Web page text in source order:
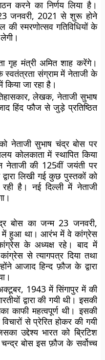
करने का निर्णय लिया है।
जनवरी, 2021 से शुरू होने
की स्मरणोत्सव गतिविधियों के
गृह मंत्री अमित शाह करेंगे।
संग्राम में नेताजी के
जा रहा है।
लेखक, नेताजी सुभाष
हिंद फौज से जुड़े प्रतिष्ठित
नेताजी सुभाष चंद्र बोस पर
कोलकाता में स्थापित किया
नेताजी की 125वीं जयंती पर
लिखी गई कुछ पुस्तकों को
है। नई दिल्ली में नेताजी
बोस का जन्म 23 जनवरी,
में हुआ था। आरंभ में वे कांग्रेस
के अध्यक्ष रहे। बाद में
से त्यागपत्र दिया तथा
आजाद हिन्द फ़ौज के द्वारा
1943 में सिंगापुर में की
द्वारा की गयी थी। इसकी
काफी महत्वपूर्ण थी। इसकी
से प्रेरित होकर की गयी
उद्देश्य भारत को ब्रिटिश
बोस इस फ़ौज के सर्वोच्च